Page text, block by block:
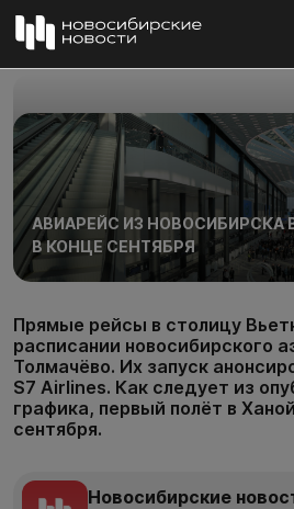
АВИАРЕЙС ИЗ НОВОСИБИРСКА
В КОНЦЕ СЕНТЯБРЯ
Прямые рейсы в столицу
расписании новосибирского
Толмачёво. Их запуск
S7 Airlines. Как следует из
графика, первый полёт в
сентября.
Новосибирские